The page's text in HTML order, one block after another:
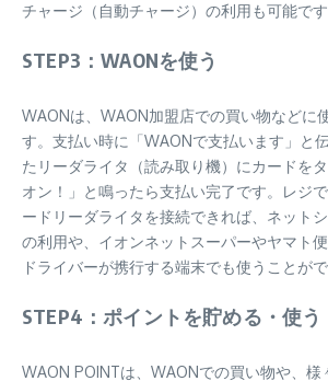
チャージ（自動チャージ）の利用も可能です
STEP3：WAONを使う
WAONは、WAON加盟店での買い物などに
す。支払い時に「WAONで支払います」と
たリーダライタ（読み取り機）にカードを
オン！」と鳴ったら支払い完了です。レジ
ードリーダライタを接続できれば、ネット
の利用や、イオンネットスーパーやヤマト
ドライバーが携行する端末でも使うことがで
STEP4：ポイントを貯める・使う
WAON POINTは、WAONでの買い物や、様